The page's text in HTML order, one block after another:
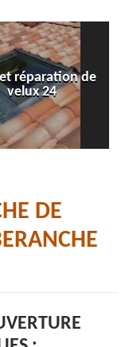
réparation de
velux 24
DE